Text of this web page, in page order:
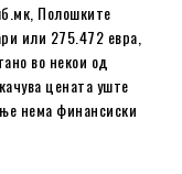
Полошките
или 275.472 евра,
во некои од
цената уште
нема финансиски